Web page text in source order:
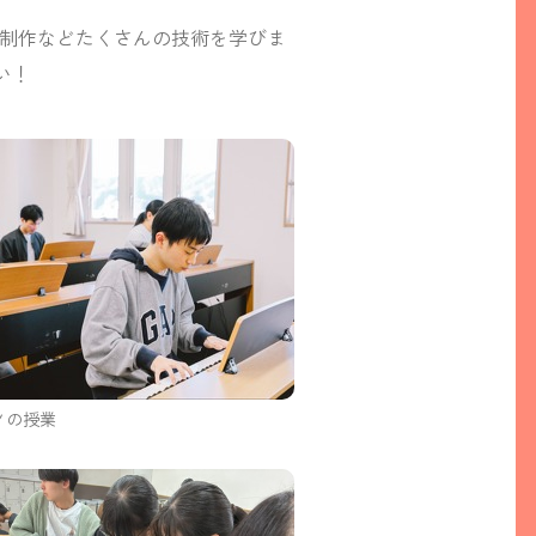
作などたくさんの技術を学びま
の授業